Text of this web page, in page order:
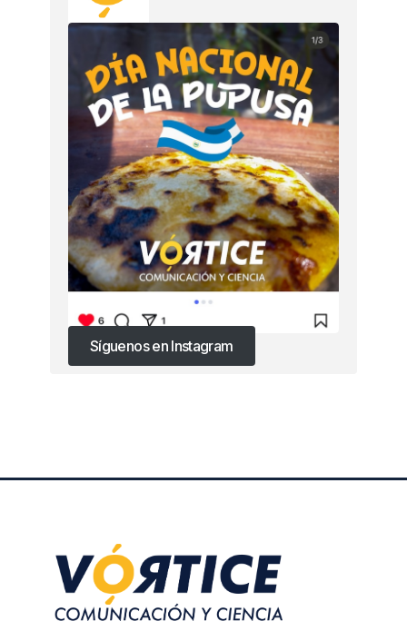
Síguenos en Instagram